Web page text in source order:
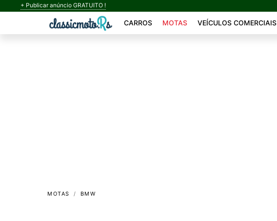
+ Publicar anúncio GRATUITO !
CARROS MOTAS VEÍCULOS COMERCIAIS
MOTAS BMW